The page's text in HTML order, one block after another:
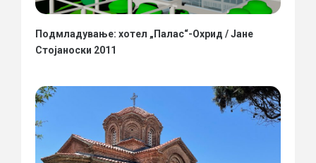
Подмладување: хотел „Палас“-Охрид / Јане
Стојаноски 2011